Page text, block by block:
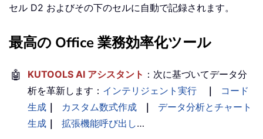
セル D2 およびその下のセルに自動で記録されます。
最高の Office 業務効率化ツール
🤖 KUTOOLS AI アシスタント ：次に基づいてデータ分
析を革新します： インテリジェント実行 ｜
コード
生成 ｜ カスタム数式作成 ｜
データ分析とチャート
生成 ｜ 拡張機能呼び出し…